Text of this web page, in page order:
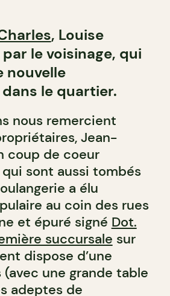
, Louise
le voisinage, qui
nouvelle
le quartier.
nous remercient
Jean-
coup de coeur
sont aussi tombés
a élu
au coin des rues
et épuré signé Dot.
succursale sur
dispose d’une
une grande table
adeptes de